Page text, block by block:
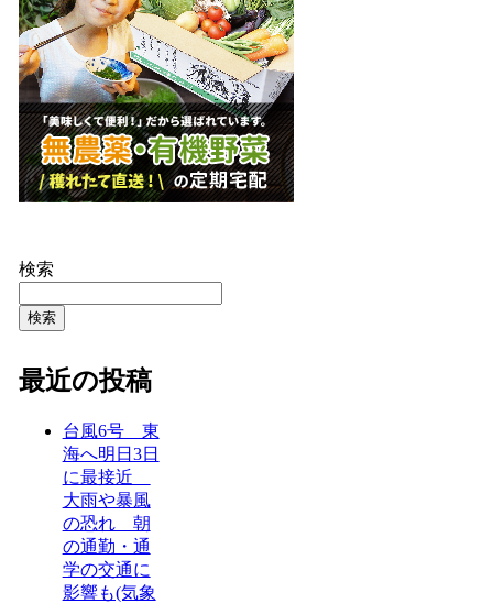
検索
検索
最近の投稿
台風6号 東
海へ明日3日
に最接近
大雨や暴風
の恐れ 朝
の通勤・通
学の交通に
影響も(気象